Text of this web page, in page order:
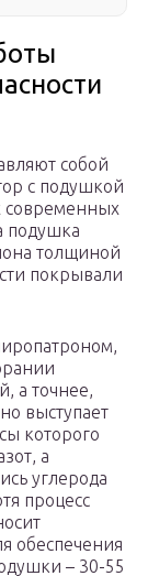
собой
с подушкой
современных
подушка
толщиной
покрывали
а точнее,
выступает
которого
а
углерода
процесс
обеспечения
– 30-55